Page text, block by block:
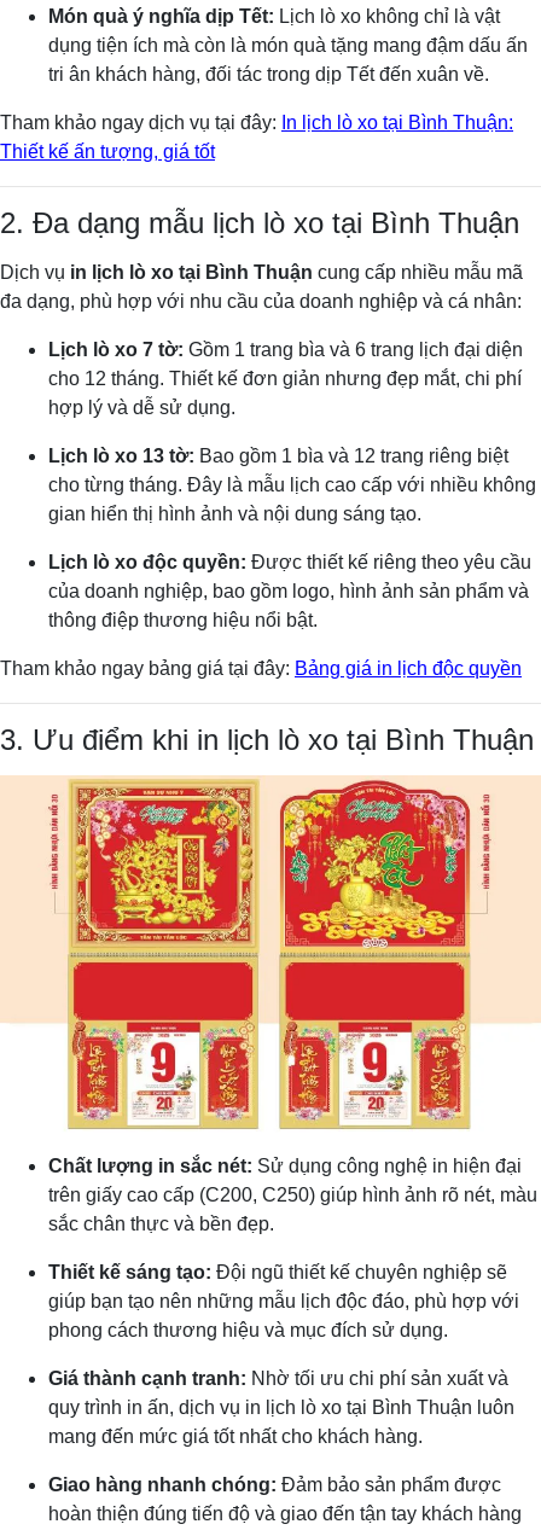
Món quà ý nghĩa dịp Tết: Lịch lò xo không chỉ là vật
dụng tiện ích mà còn là món quà tặng mang đậm dấu ấn
tri ân khách hàng, đối tác trong dịp Tết đến xuân về.
Tham khảo ngay dịch vụ tại đây: In lịch lò xo tại Bình Thuận:
Thiết kế ấn tượng, giá tốt
2. Đa dạng mẫu lịch lò xo tại Bình Thuận
Dịch vụ in lịch lò xo tại Bình Thuận cung cấp nhiều mẫu mã
đa dạng, phù hợp với nhu cầu của doanh nghiệp và cá nhân:
Lịch lò xo 7 tờ: Gồm 1 trang bìa và 6 trang lịch đại diện
cho 12 tháng. Thiết kế đơn giản nhưng đẹp mắt, chi phí
hợp lý và dễ sử dụng.
Lịch lò xo 13 tờ: Bao gồm 1 bìa và 12 trang riêng biệt
cho từng tháng. Đây là mẫu lịch cao cấp với nhiều không
gian hiển thị hình ảnh và nội dung sáng tạo.
Lịch lò xo độc quyền: Được thiết kế riêng theo yêu cầu
của doanh nghiệp, bao gồm logo, hình ảnh sản phẩm và
thông điệp thương hiệu nổi bật.
Tham khảo ngay bảng giá tại đây: Bảng giá in lịch độc quyền
3. Ưu điểm khi in lịch lò xo tại Bình Thuận
Chất lượng in sắc nét: Sử dụng công nghệ in hiện đại
trên giấy cao cấp (C200, C250) giúp hình ảnh rõ nét, màu
sắc chân thực và bền đẹp.
Thiết kế sáng tạo: Đội ngũ thiết kế chuyên nghiệp sẽ
giúp bạn tạo nên những mẫu lịch độc đáo, phù hợp với
phong cách thương hiệu và mục đích sử dụng.
Giá thành cạnh tranh: Nhờ tối ưu chi phí sản xuất và
quy trình in ấn, dịch vụ in lịch lò xo tại Bình Thuận luôn
mang đến mức giá tốt nhất cho khách hàng.
Giao hàng nhanh chóng: Đảm bảo sản phẩm được
hoàn thiện đúng tiến độ và giao đến tận tay khách hàng